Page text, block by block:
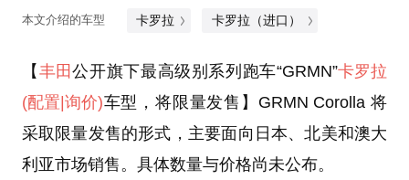
本文介绍的车型 卡罗拉 卡罗拉（进口）
【 丰田 公开旗下最高级别系列跑车“GRMN”卡罗拉
(配置|询价)车型，将限量发售】GRMN Corolla 将
采取限量发售的形式，主要面向日本、北美和澳大
利亚市场销售。具体数量与价格尚未公布。